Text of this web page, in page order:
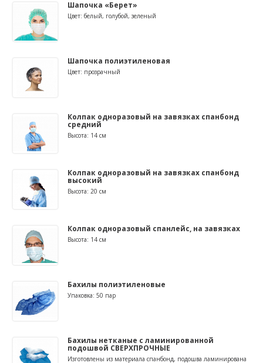
Шапочка «Берет»
Цвет: белый, голубой, зеленый
Шапочка полиэтиленовая
Цвет: прозрачный
Колпак одноразовый на завязках спанбонд
средний
Высота: 14 см
Колпак одноразовый на завязках спанбонд
высокий
Высота: 20 см
Колпак одноразовый спанлейс, на завязках
Высота: 14 см
Бахилы полиэтиленовые
Упаковка: 50 пар
Бахилы нетканые с ламинированной
подошвой СВЕРХПРОЧНЫЕ
Изготовлены из материала спанбонд, подошва ламинирована